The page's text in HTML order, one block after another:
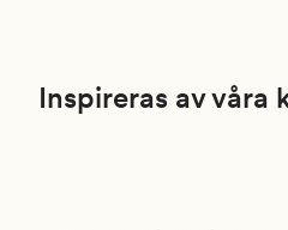
Inspireras av våra